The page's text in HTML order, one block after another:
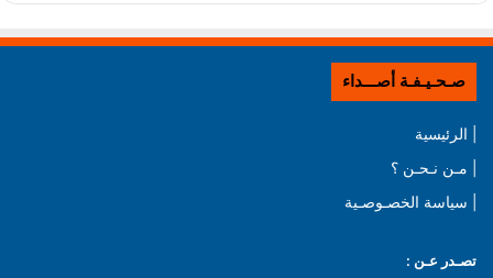
صـحـيـفـة أصـــداء
| الرئيسية
| مـن نـحـن ؟
| سياسة الخصـوصـية
تصـدر عـن :